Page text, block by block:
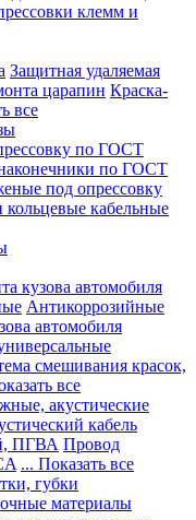
клемм и
Защитная удаляемая
царапин Краска-
все
по ГОСТ
по ГОСТ
под опрессовку
кабельные
кузова автомобиля
Антикоррозийные
автомобиля
смешивания красок,
все
акустические
кабель
ПГВА Провод
... Показать все
губки
материалы